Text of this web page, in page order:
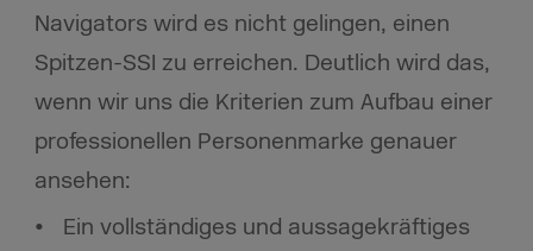
Navigators wird es nicht gelingen, einen
Spitzen-SSI zu erreichen. Deutlich wird das,
wenn wir uns die Kriterien zum Aufbau einer
professionellen Personenmarke genauer
ansehen:
Ein vollständiges und aussagekräftiges